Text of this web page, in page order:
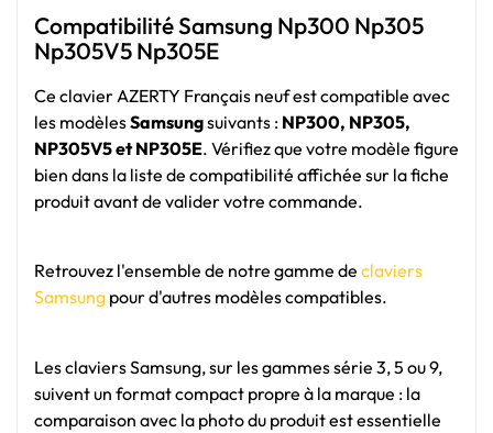
Compatibilité Samsung Np300 Np305
Np305V5 Np305E
Ce clavier AZERTY Français neuf est compatible avec
les modèlesSamsungsuivants : NP300, NP305,
NP305V5 et NP305E. Vérifiez que votre modèle figure
bien dans la liste de compatibilité affichée sur la fiche
produit avant de valider votre commande.
Retrouvez l'ensemble de notre gamme de claviers
Samsung pour d'autres modèles compatibles.
Les claviers Samsung, sur les gammes série 3, 5 ou 9,
suivent un format compact propre à la marque : la
comparaison avec la photo du produit est essentielle